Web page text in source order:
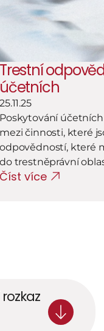
Trestní
účetních
25.11.25
Poskytování
mezi činnosti, které
odpovědností, které
do trestněprávní
Číst více